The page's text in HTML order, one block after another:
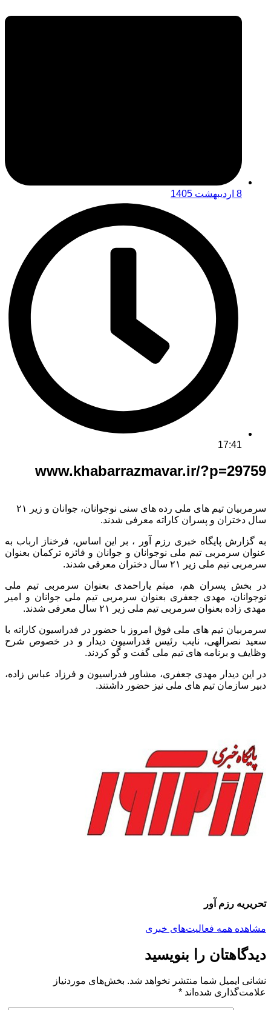
8 اردیبهشت 1405
17:41
www.khabarrazmavar.ir/?p=29759
سرمربیان تیم های ملی رده های سنی نوجوانان، جوانان و زیر ۲۱
سال دختران و پسران کاراته معرفی شدند.
به گزارش پایگاه خبری رزم آور ، بر این اساس، فرخناز ارباب به
عنوان سرمربی تیم ملی نوجوانان و جوانان و فائزه ترکمان بعنوان
سرمربی تیم ملی زیر ۲۱ سال دختران معرفی شدند.
در بخش پسران هم، میثم یاراحمدی بعنوان سرمربی تیم ملی
نوجوانان، مهدی جعفری بعنوان سرمربی تیم ملی جوانان و امیر
مهدی زاده بعنوان سرمربی تیم ملی زیر ۲۱ سال معرفی شدند.
سرمربیان تیم های ملی فوق امروز با حضور در فدراسیون کاراته با
سعید نصرالهی، نایب رئیس فدراسیون دیدار و در خصوص شرح
وظایف و برنامه های تیم ملی گفت و گو کردند.
در این دیدار مهدی جعفری، مشاور فدراسیون و فرزاد عباس زاده،
دبیر سازمان تیم های ملی نیز حضور داشتند.
تحریریه رزم آور
مشاهده همه فعالیت‌های خبری
دیدگاهتان را بنویسید
نشانی ایمیل شما منتشر نخواهد شد. بخش‌های موردنیاز
علامت‌گذاری شده‌اند *